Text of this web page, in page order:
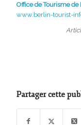
Office de Tourisme de
www.berlin-tourist-
Partager cette